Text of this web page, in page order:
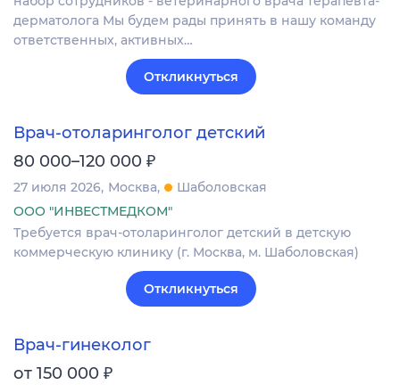
дерматолога Мы будем рады принять в нашу команду
ответственных, активных…
Откликнуться
Врач-отоларинголог детский
80 000–120 000 ₽
27 июля 2026 Москва
Шаболовская
ООО "ИНВЕСТМЕДКОМ"
Требуется врач-отоларинголог детский в детскую
коммерческую клинику (г. Москва, м. Шаболовская)
Откликнуться
Врач-гинеколог
от 150 000 ₽